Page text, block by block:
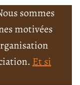
sommes
motivées
Et si